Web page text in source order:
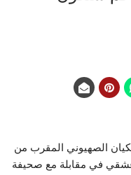
الصهيوني المقرب من
عشقي في مقابلة مع صحيفة